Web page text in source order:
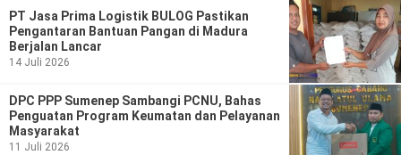
PT Jasa Prima Logistik BULOG Pastikan
Pengantaran Bantuan Pangan di Madura
Berjalan Lancar
14 Juli 2026
DPC PPP Sumenep Sambangi PCNU, Bahas
Penguatan Program Keumatan dan Pelayanan
Masyarakat
11 Juli 2026